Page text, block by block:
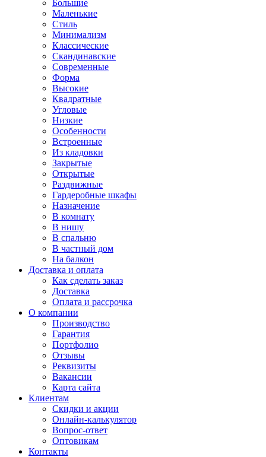
Большие
Маленькие
Стиль
Минимализм
Классические
Скандинавские
Современные
Форма
Высокие
Квадратные
Угловые
Низкие
Особенности
Встроенные
Из кладовки
Закрытые
Открытые
Раздвижные
Гардеробные шкафы
Назначение
В комнату
В нишу
В спальню
В частный дом
На балкон
Доставка и оплата
Как сделать заказ
Доставка
Оплата и рассрочка
О компании
Производство
Гарантия
Портфолио
Отзывы
Реквизиты
Вакансии
Карта сайта
Клиентам
Скидки и акции
Онлайн-калькулятор
Вопрос-ответ
Оптовикам
Контакты